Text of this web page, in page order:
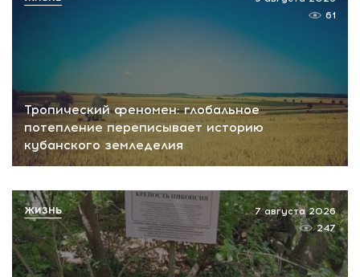
Тропический феномен: глобальное
потепление переписывает историю
кубанского земледелия
61
7 августа 2026
247
ЖИЗНЬ